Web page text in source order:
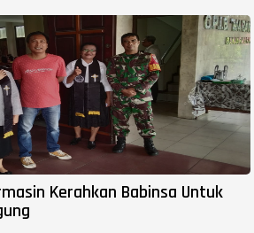
Kerahkan Babinsa Untuk